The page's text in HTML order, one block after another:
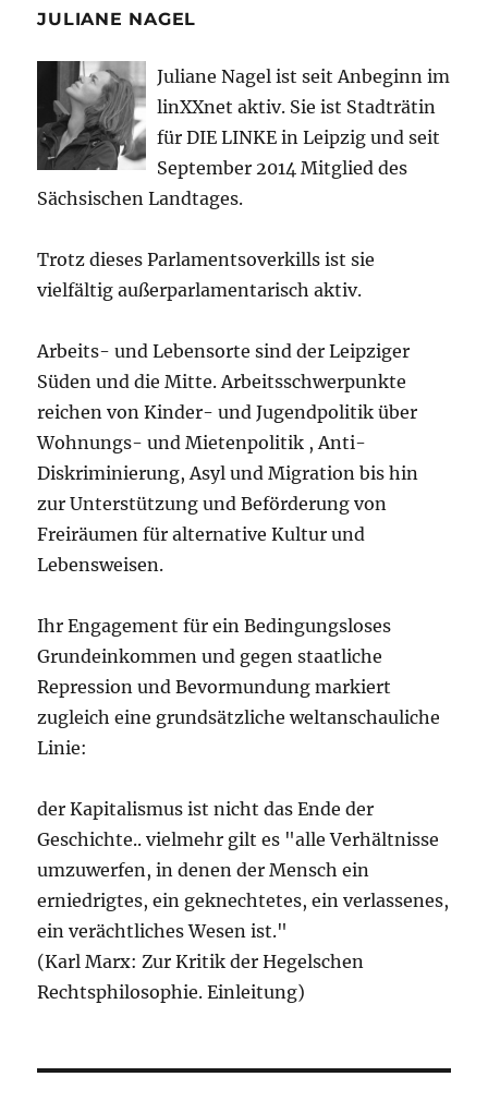
JULIANE NAGEL
Juliane Nagel ist seit Anbeginn im
linXXnet aktiv. Sie ist Stadträtin
für DIE LINKE in Leipzig und seit
September 2014 Mitglied des
Sächsischen Landtages.
Trotz dieses Parlamentsoverkills ist sie
vielfältig außerparlamentarisch aktiv.
Arbeits- und Lebensorte sind der Leipziger
Süden und die Mitte. Arbeitsschwerpunkte
reichen von Kinder- und Jugendpolitik über
Wohnungs- und Mietenpolitik , Anti-
Diskriminierung, Asyl und Migration bis hin
zur Unterstützung und Beförderung von
Freiräumen für alternative Kultur und
Lebensweisen.
Ihr Engagement für ein Bedingungsloses
Grundeinkommen und gegen staatliche
Repression und Bevormundung markiert
zugleich eine grundsätzliche weltanschauliche
Linie:
der Kapitalismus ist nicht das Ende der
Geschichte.. vielmehr gilt es "alle Verhältnisse
umzuwerfen, in denen der Mensch ein
erniedrigtes, ein geknechtetes, ein verlassenes,
ein verächtliches Wesen ist."
(Karl Marx: Zur Kritik der Hegelschen
Rechtsphilosophie. Einleitung)